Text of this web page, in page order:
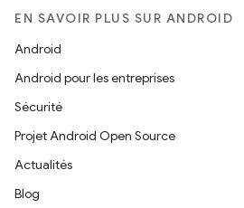
EN SAVOIR PLUS SUR ANDROID
Android
Android pour les entreprises
Sécurité
Projet Android Open Source
Actualités
Blog